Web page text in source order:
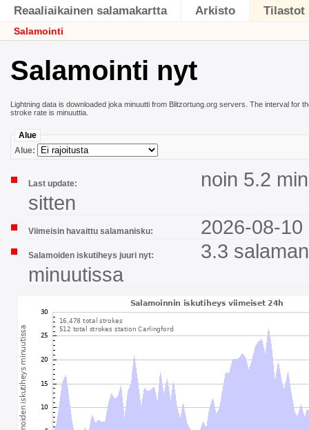
Reaaliaikainen salamakartta Arkisto Tilastot
Salamointi
Salamointi nyt
Lightning data is downloaded joka minuutti from Blitzortung.org servers. The interval for
stroke rate is minuuttia.
Alue
Alue:
Last update:
noin 5.2
sitten
Viimeisin havaittu salamanisku: 2026-08-10
Salamoiden iskutiheys juuri nyt:
3.3
minuutissa